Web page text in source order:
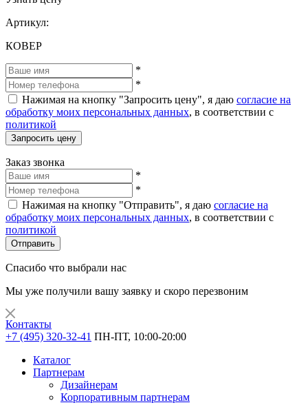
Артикул:
КОВЕР
*
*
Нажимая на кнопку "Запросить цену", я даю согласие на
обработку моих персональных данных, в соответствии с
политикой
Запросить цену
Заказ звонка
*
*
Нажимая на кнопку "Отправить", я даю согласие на
обработку моих персональных данных, в соответствии с
политикой
Отправить
Спасибо что выбрали нас
Мы уже получили вашу заявку и скоро перезвоним
Контакты
+7 (495) 320-32-41 ПН-ПТ, 10:00-20:00
Каталог
Партнерам
Дизайнерам
Корпоративным партнерам